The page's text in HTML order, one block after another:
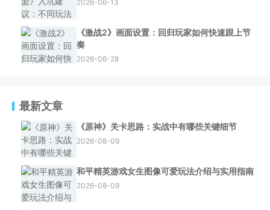
2026-06-13
《激战2》画面设置：回归玩家如何快速跟上节
奏
2026-06-28
最新文章
《原神》关卡思路：实战中有哪些关键细节
2026-08-09
和平精英游戏女生图像可爱玩法介绍与实用指南
2026-08-09